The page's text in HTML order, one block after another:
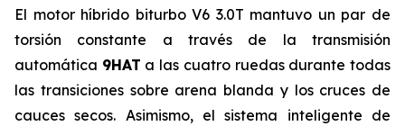
El motor híbrido biturbo V6 3.0T mantuvo un par de
torsión constante a través de la transmisión
automática 9HAT a las cuatro ruedas durante todas
las transiciones sobre arena blanda y los cruces de
cauces secos. Asimismo, el sistema inteligente de